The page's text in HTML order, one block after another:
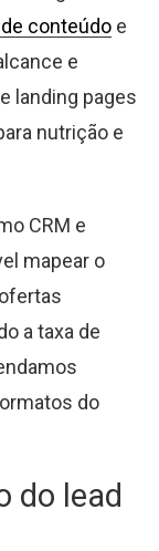
conteúdo e
e
landing pages
nutrição e
CRM e
mapear o
a taxa de
do
do lead